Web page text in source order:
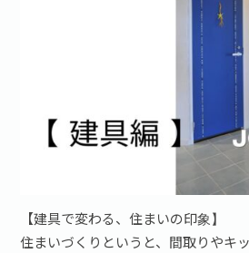
【建具で変わる、住まいの印象】
住まいづくりというと、間取りやキ